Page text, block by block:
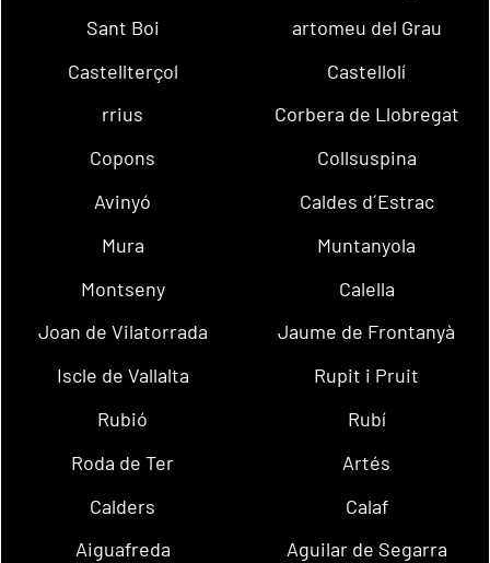
Sant Boi
artomeu del Grau
Castellterçol
Castellolí
rrius
Corbera de Llobregat
Copons
Collsuspina
Avinyó
Caldes d´Estrac
Mura
Muntanyola
Montseny
Calella
Joan de Vilatorrada
Jaume de Frontanyà
Iscle de Vallalta
Rupit i Pruit
Rubió
Rubí
Roda de Ter
Artés
Calders
Calaf
Aiguafreda
Aguilar de Segarra